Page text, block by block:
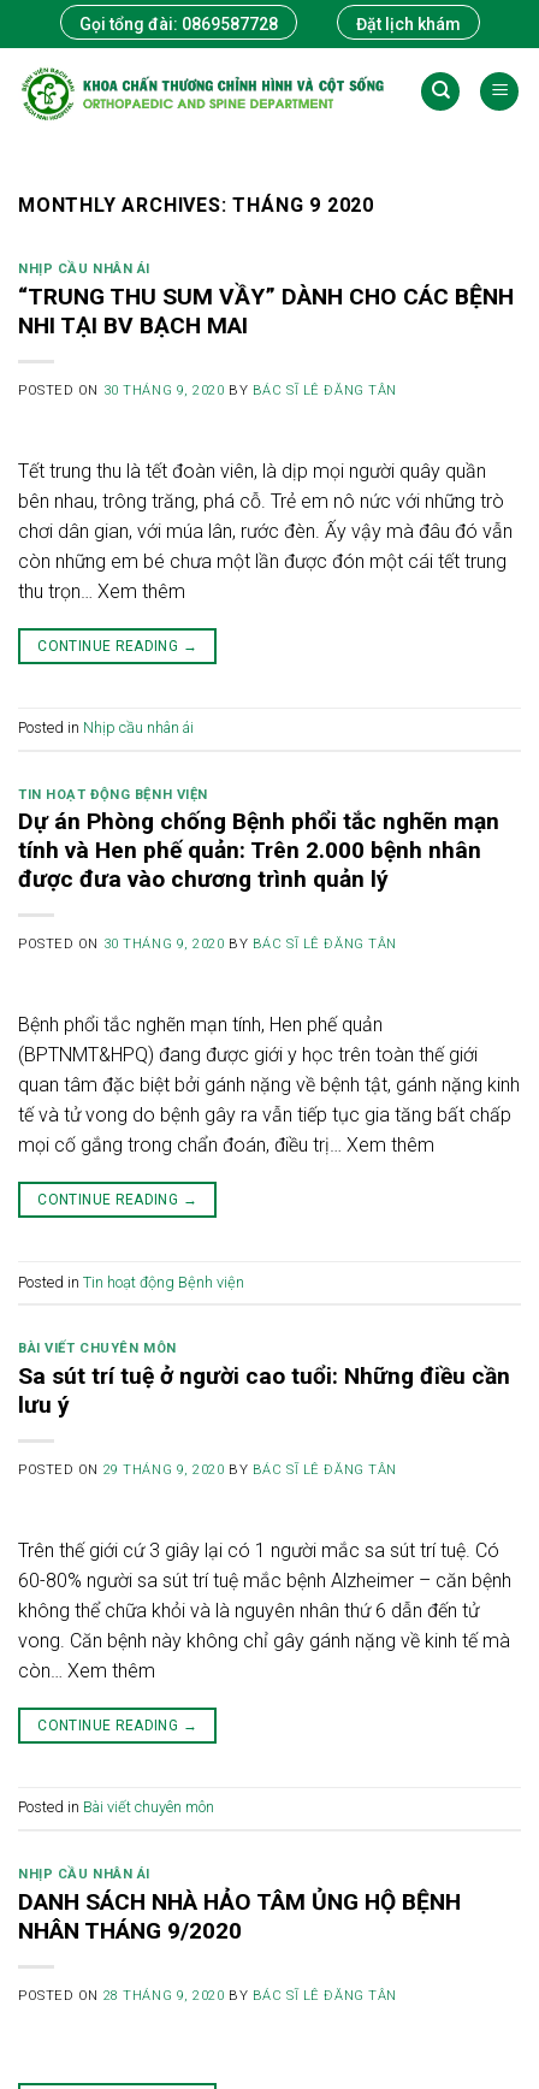
to
content
Gọi tổng đài: 0869587728 Đặt lịch khám
MONTHLY ARCHIVES:THÁNG 9 2020
NHỊP CẦU NHÂN ÁI
“TRUNG THU SUM VẦY” DÀNH CHO CÁC BỆNH
NHI TẠI BV BẠCH MAI
POSTED ON 30 THÁNG 9, 2020 BY BÁC SĨ LÊ ĐĂNG TÂN
Tết trung thu là tết đoàn viên, là dịp mọi người quây quần
bên nhau, trông trăng, phá cỗ. Trẻ em nô nức với những trò
chơi dân gian, với múa lân, rước đèn. Ấy vậy mà đâu đó vẫn
còn những em bé chưa một lần được đón một cái tết trung
thu trọn… Xem thêm
CONTINUE READING →
Posted in Nhịp cầu nhân ái
TIN HOẠT ĐỘNG BỆNH VIỆN
Dự án Phòng chống Bệnh phổi tắc nghẽn mạn
tính và Hen phế quản: Trên 2.000 bệnh nhân
được đưa vào chương trình quản lý
POSTED ON 30 THÁNG 9, 2020 BY BÁC SĨ LÊ ĐĂNG TÂN
Bệnh phổi tắc nghẽn mạn tính, Hen phế quản
(BPTNMT&HPQ) đang được giới y học trên toàn thế giới
quan tâm đặc biệt bởi gánh nặng về bệnh tật, gánh nặng kinh
tế và tử vong do bệnh gây ra vẫn tiếp tục gia tăng bất chấp
mọi cố gắng trong chẩn đoán, điều trị… Xem thêm
CONTINUE READING →
Posted in Tin hoạt động Bệnh viện
BÀI VIẾT CHUYÊN MÔN
Sa sút trí tuệ ở người cao tuổi: Những điều cần
lưu ý
POSTED ON 29 THÁNG 9, 2020 BY BÁC SĨ LÊ ĐĂNG TÂN
Trên thế giới cứ 3 giây lại có 1 người mắc sa sút trí tuệ. Có
60-80% người sa sút trí tuệ mắc bệnh Alzheimer – căn bệnh
không thể chữa khỏi và là nguyên nhân thứ 6 dẫn đến tử
vong. Căn bệnh này không chỉ gây gánh nặng về kinh tế mà
còn… Xem thêm
CONTINUE READING →
Posted in Bài viết chuyên môn
NHỊP CẦU NHÂN ÁI
DANH SÁCH NHÀ HẢO TÂM ỦNG HỘ BỆNH
NHÂN THÁNG 9/2020
POSTED ON 28 THÁNG 9, 2020 BY BÁC SĨ LÊ ĐĂNG TÂN